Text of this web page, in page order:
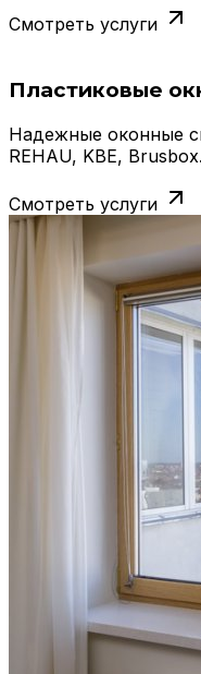
Смотреть услуги
Пластиковые
Надежные оконные
REHAU, KBE,
Смотреть услуги